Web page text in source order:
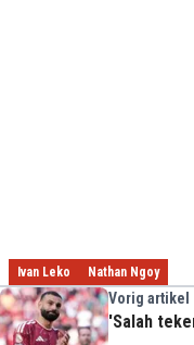
Ivan Leko Nathan Ngoy
Vorig artikel
'Salah